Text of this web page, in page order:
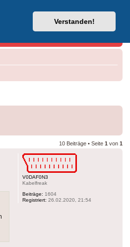
Verstanden!
Kabel-Helpdesk
10 Beiträge • Seite 1 von 1
V0DAF0N3
Kabelfreak
Beiträge: 1604
Registriert: 26.02.2020, 21:54